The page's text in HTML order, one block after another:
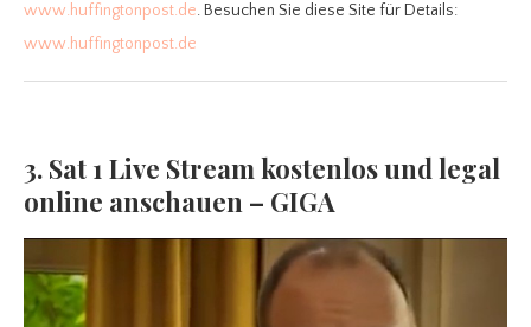
www.huffingtonpost.de. Besuchen Sie diese Site für Details:
www.huffingtonpost.de
3. Sat 1 Live Stream kostenlos und legal
online anschauen – GIGA